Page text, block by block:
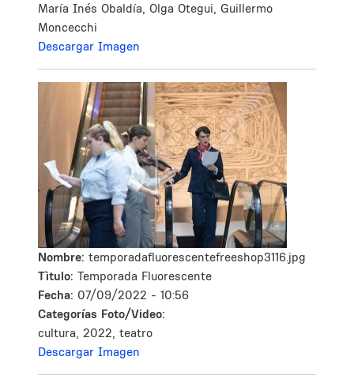
María Inés Obaldía, Olga Otegui, Guillermo
Moncecchi
Descargar Imagen
Nombre: temporadafluorescentefreeshop3116.jpg
Tìtulo: Temporada Fluorescente
Fecha: 07/09/2022 - 10:56
Categorías Foto/Video:
cultura, 2022, teatro
Descargar Imagen